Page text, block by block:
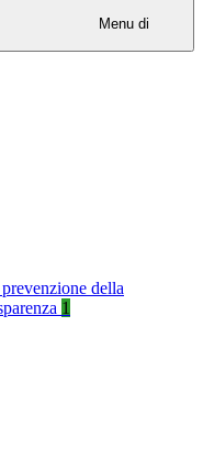
Menu di
della
1